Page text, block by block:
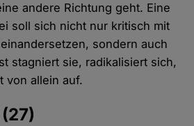
andere Richtung geht. Eine
soll sich nicht nur kritisch mit
sondern auch
stagniert sie, radikalisiert sich,
von allein auf.
(27)